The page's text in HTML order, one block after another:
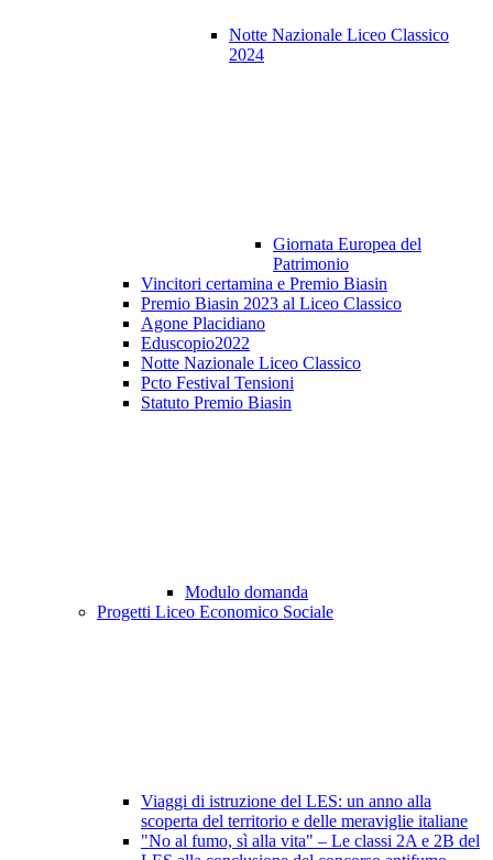
Notte Nazionale Liceo Classico
2024
Giornata Europea del
Patrimonio
Vincitori certamina e Premio Biasin
Premio Biasin 2023 al Liceo Classico
Agone Placidiano
Eduscopio2022
Notte Nazionale Liceo Classico
Pcto Festival Tensioni
Statuto Premio Biasin
Modulo domanda
Progetti Liceo Economico Sociale
Viaggi di istruzione del LES: un anno alla
scoperta del territorio e delle meraviglie italiane
"No al fumo, sì alla vita" – Le classi 2A e 2B del